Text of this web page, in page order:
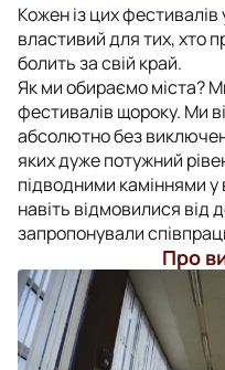
Кожен із цих фестивалів
властивий для тих, хто
болить за свій край.
Як ми обираємо міста?
фестивалів щороку. Ми
абсолютно без
яких дуже потужний
підводними каміннями у
навіть відмовилися від
запропонували
Про